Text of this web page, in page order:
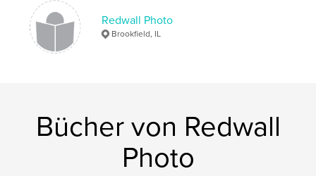
Redwall Photo
Brookfield, IL
Bücher von Redwall
Photo